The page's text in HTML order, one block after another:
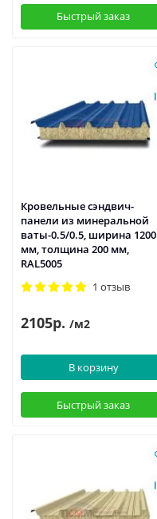
Быстрый заказ
Кровельные сэндвич-
панели из минеральной
ваты-0.5/0.5, ширина 1200
мм, толщина 200 мм,
RAL5005
1 отзыв
2105р. /м2
В корзину
Быстрый заказ